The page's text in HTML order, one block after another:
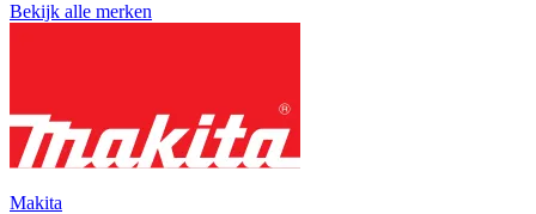
Bekijk alle merken
Makita